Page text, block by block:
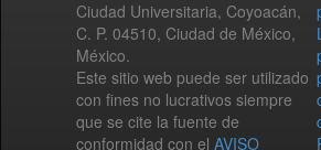
Ciudad Universitaria, Coyoacán,
C. P. 04510, Ciudad de México,
México.
Este sitio web puede ser utilizado
con fines no lucrativos siempre
que se cite la fuente de
conformidad con el AVISO